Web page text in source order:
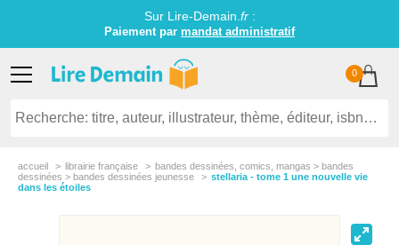
Sur Lire-Demain. fr:
Paiement par mandat administratif
0
accueil librairie française
bandes dessinées, comics, mangas > bandes
dessinées > bandes dessinées jeunesse
stellaria - tome 1 une nouvelle vie
dans les étoiles